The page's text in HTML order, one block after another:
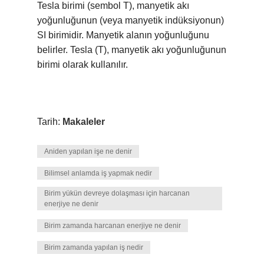
Tesla birimi (sembol T), manyetik akı
yoğunluğunun (veya manyetik indüksiyonun)
SI birimidir. Manyetik alanın yoğunluğunu
belirler. Tesla (T), manyetik akı yoğunluğunun
birimi olarak kullanılır.
Tarih: Makaleler
Aniden yapılan işe ne denir
Bilimsel anlamda iş yapmak nedir
Birim yükün devreye dolaşması için harcanan
enerjiye ne denir
Birim zamanda harcanan enerjiye ne denir
Birim zamanda yapılan iş nedir